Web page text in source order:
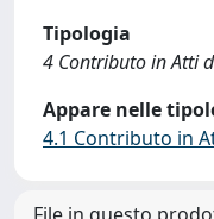
Tipologia
4 Contributo in Atti
Appare nelle
4.1 Contributo in